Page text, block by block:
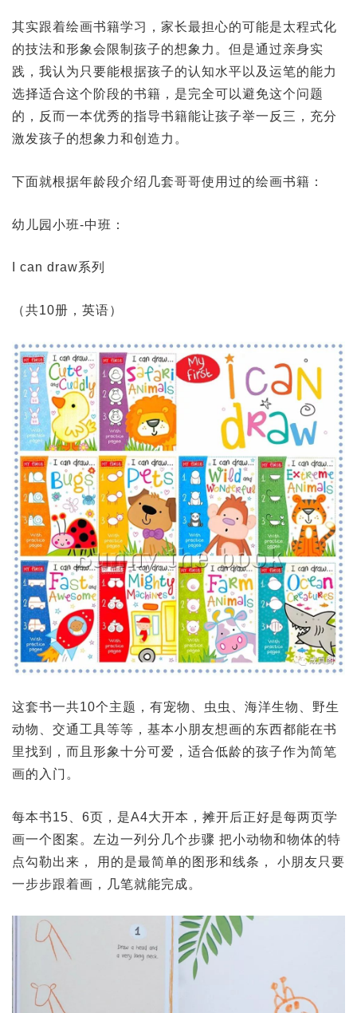
其实跟着绘画书籍学习，家长最担心的可能是太程式化
的技法和形象会限制孩子的想象力。但是通过亲身实
践，我认为只要能根据孩子的认知水平以及运笔的能力
选择适合这个阶段的书籍，是完全可以避免这个问题
的，反而一本优秀的指导书籍能让孩子举一反三，充分
激发孩子的想象力和创造力。
下面就根据年龄段介绍几套哥哥使用过的绘画书籍：
幼儿园小班-中班：
I can draw系列
（共10册，英语）
这套书一共10个主题，有宠物、虫虫、海洋生物、野生
动物、交通工具等等，基本小朋友想画的东西都能在书
里找到，而且形象十分可爱，适合低龄的孩子作为简笔
画的入门。
每本书15、6页，是A4大开本，摊开后正好是每两页学
画一个图案。左边一列分几个步骤 把小动物和物体的特
点勾勒出来， 用的是最简单的图形和线条， 小朋友只要
一步步跟着画，几笔就能完成。